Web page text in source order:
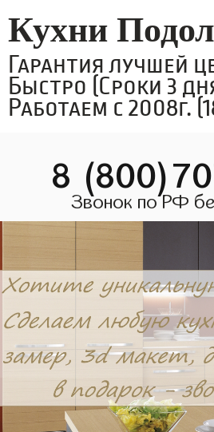
Кухни
Гарантия лучшей
Быстро (Сроки 3
Работаем с 2008г.
8
Звонок по РФ